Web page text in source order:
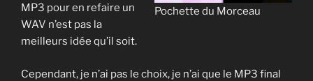
Pochette du Morceau
MP3 pour en refaire un
WAV n’est pas la
meilleurs idée qu’il soit.
Cependant, je n’ai pas le choix, je n’ai que le MP3 final